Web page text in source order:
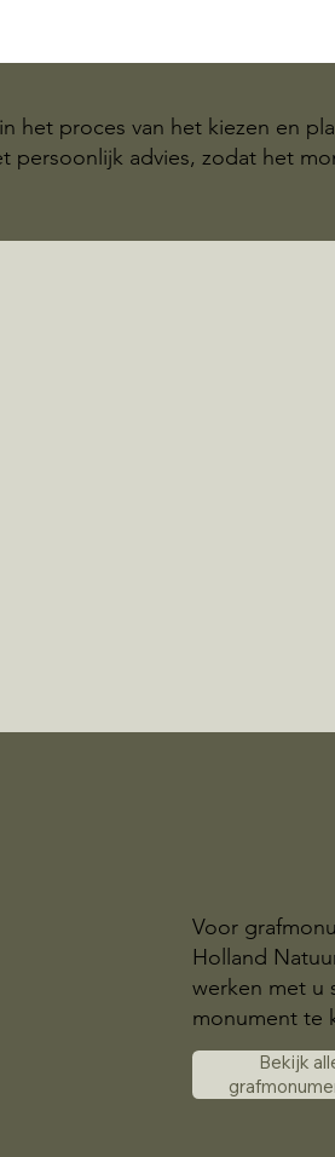
het proces van het kiezen en
persoonlijk advies, zodat het
Voor
Holland
werken met u
monument te
Bekijk